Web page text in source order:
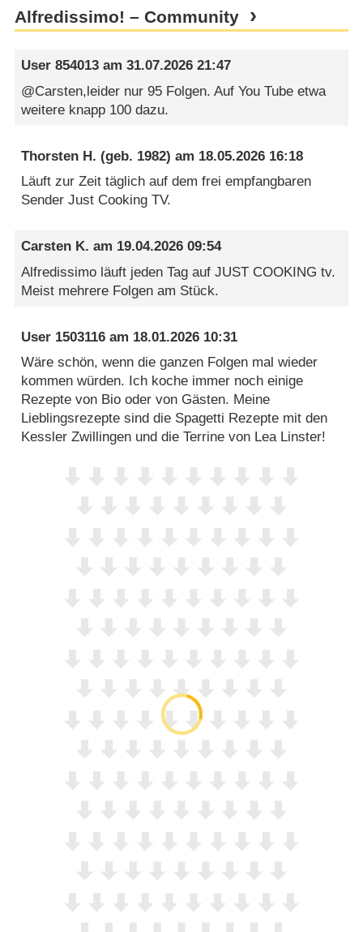
Alfredissimo! – Community
User 854013 am31.07.2026 21:47
@Carsten,leider nur 95 Folgen. Auf You Tube etwa
weitere knapp 100 dazu.
Thorsten H. (geb. 1982) am 18.05.2026 16:18
Läuft zur Zeit täglich auf dem frei empfangbaren
Sender Just Cooking TV.
Carsten K. am 19.04.2026 09:54
Alfredissimo läuft jeden Tag auf JUST COOKING tv.
Meist mehrere Folgen am Stück.
User 1503116 am 18.01.2026 10:31
Wäre schön, wenn die ganzen Folgen mal wieder
kommen würden. Ich koche immer noch einige
Rezepte von Bio oder von Gästen. Meine
Lieblingsrezepte sind die Spagetti Rezepte mit den
Kessler Zwillingen und die Terrine von Lea Linster!